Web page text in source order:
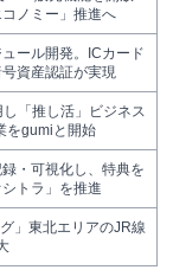
ノミー」推進へ
ール開発。ICカード
資産認証が実現
「推し活」ビジネス
をgumiと開始
・可視化し、特典を
トラ」を推進
」東北エリアのJR線